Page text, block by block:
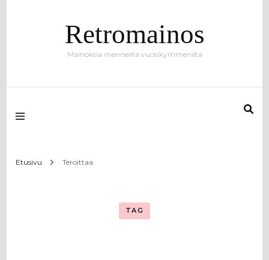
Retromainos
Mainoksia menneiltä vuosikymmeniltä
Etusivu Teroittaa
TAG